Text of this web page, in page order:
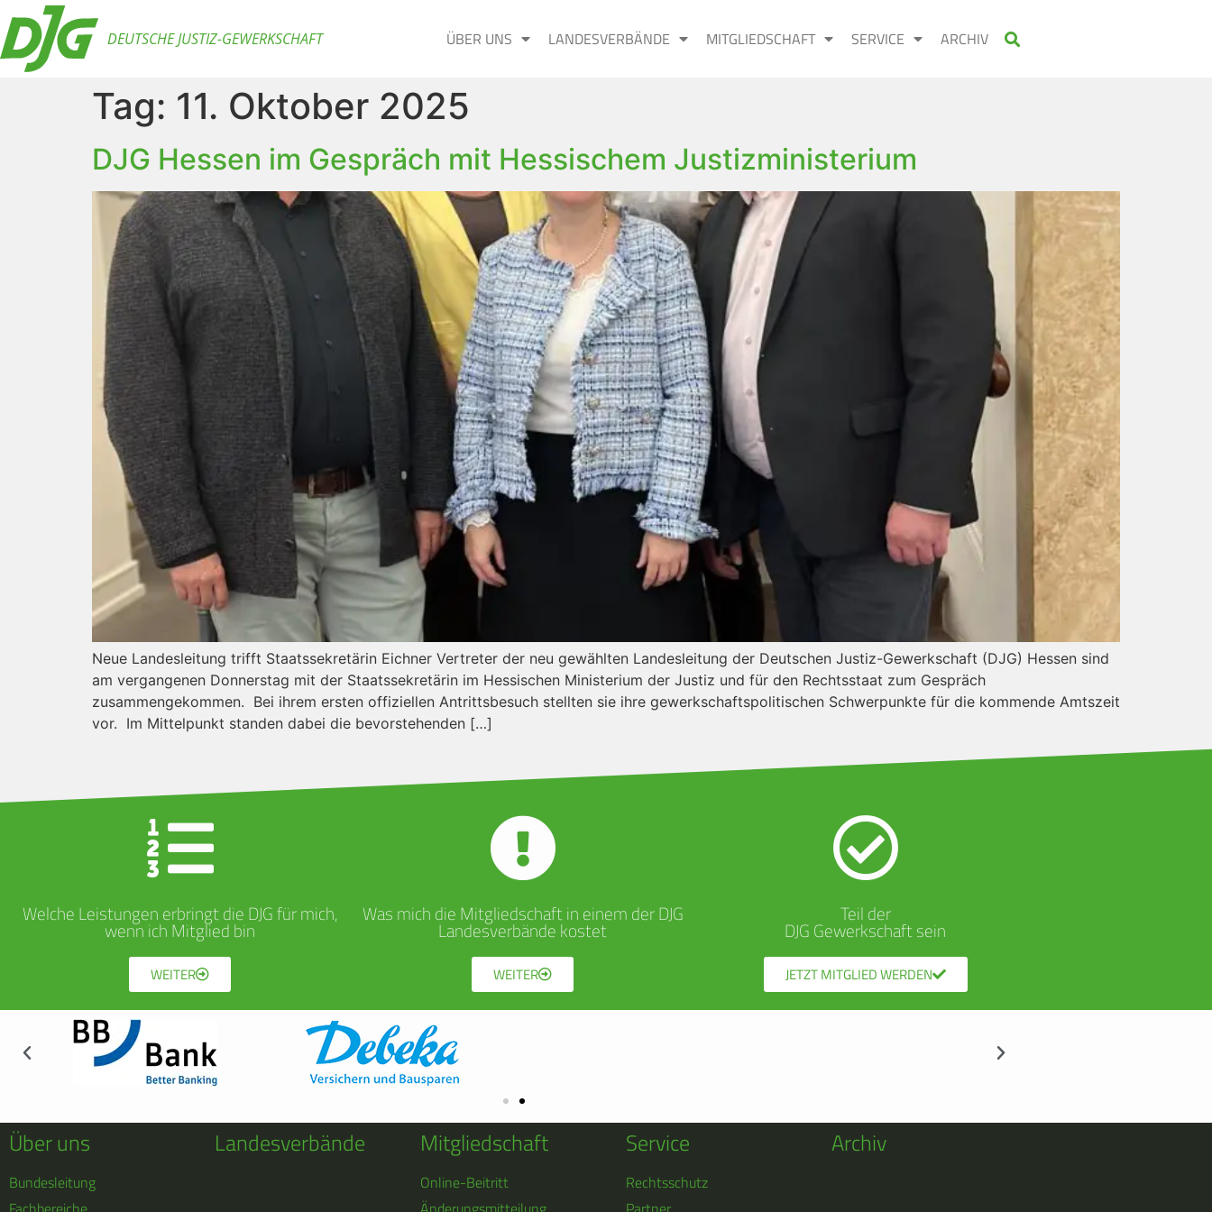
DEUTSCHE JUSTIZ-GEWERKSCHAFT ÜBER UNS LANDESVERBÄNDE MITGLIEDSCHAFT SERVICE ARCHIV
Tag: 11. Oktober 2025
DJG Hessen im Gespräch mit Hessischem Justizministerium
Neue Landesleitung trifft Staatssekretärin Eichner Vertreter der neu gewählten Landesleitung der Deutschen Justiz-Gewerkschaft (DJG) Hessen sind
am vergangenen Donnerstag mit der Staatssekretärin im Hessischen Ministerium der Justiz und für den Rechtsstaat zum Gespräch
zusammengekommen. Bei ihrem ersten offiziellen Antrittsbesuch stellten sie ihre gewerkschaftspolitischen Schwerpunkte für die kommende Amtszeit
vor. Im Mittelpunkt standen dabei die bevorstehenden […]
Welche Leistungen erbringt die DJG für mich,
wenn ich Mitglied bin
WEITER
Was mich die Mitgliedschaft in einem der DJG
Landesverbände kostet
WEITER
Teil der
DJG Gewerkschaft sein
JETZT MITGLIED WERDEN
Über uns
Bundesleitung
Landesverbände Mitgliedschaft
Online-Beitritt
Service
Rechtsschutz
Archiv